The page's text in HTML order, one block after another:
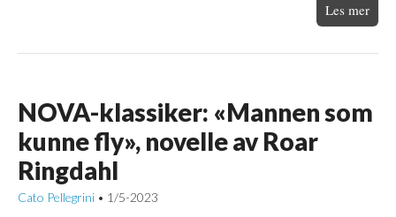
Les mer
NOVA-klassiker: «Mannen som
kunne fly», novelle av Roar
Ringdahl
Cato Pellegrini • 1/5-2023